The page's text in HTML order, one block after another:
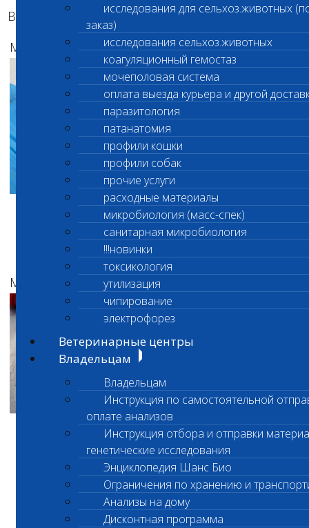
исследования для сельхоз.животных
заказ)
исследования сельхоз.животных
коагуляционный гемостаз
мочеполовая система
оплата выезда курьера и другой
паразитология
патанатомия
профили кошки
профили собак
прочие услуги
расходные материалы
микробиология (масс-спек)
санитарная микробиология
!!!новинки
токсикология
утилизация
чипирование
электрофорез
Ветеринарные центры
Владельцам
Владельцам
Инструкция по самостоятельной
оплате анализов
Инструкция отбора и отправки
генетические исследования
Энциклопедия Шанс Био
Ограничения по хранению и
Анализы на дому
Дисконтная программа
Выглядит это следующим образом:
Макро:
Микро:
Фото 1. ×4. ГЭ. Папиллома. Весь объем
патологически изменённых тканей
исследован. Границы удаления оценить легко.
Макро:
Фото 2. ×4. ГЭ. Мягкие ткани живота.
Локализованное разрастание,
предположительно аденома МЖ.
Ткани молочной железы в присланном
материале не представлены.